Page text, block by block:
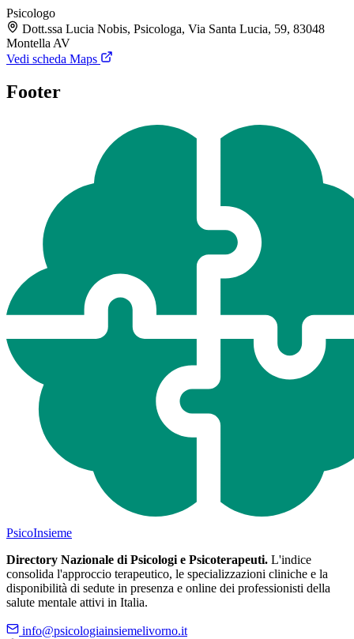
Psicologo
Dott.ssa Lucia Nobis, Psicologa, Via Santa Lucia, 59, 83048
Montella AV
Vedi scheda Maps
Footer
PsicoInsieme
Directory Nazionale di Psicologi e Psicoterapeuti. L'indice
consolida l'approccio terapeutico, le specializzazioni cliniche e la
disponibilità di sedute in presenza e online dei professionisti della
salute mentale attivi in Italia.
info@psicologiainsiemelivorno.it